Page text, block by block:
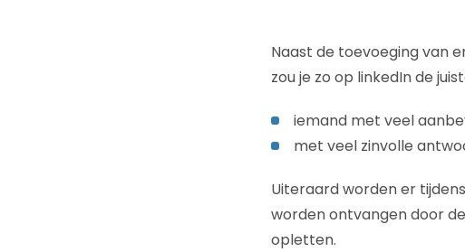
Naast de toevoeging van
zou je zo op linkedIn de
iemand met veel
met veel zinvolle
Uiteraard worden er
worden ontvangen door
opletten.